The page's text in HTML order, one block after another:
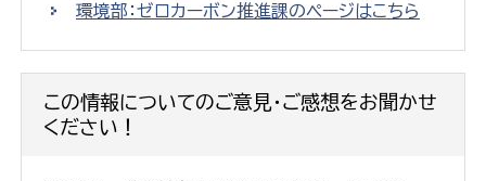
環境部：ゼロカーボン推進課のページはこちら
この情報についてのご意見・ご感想をお聞かせ
ください！